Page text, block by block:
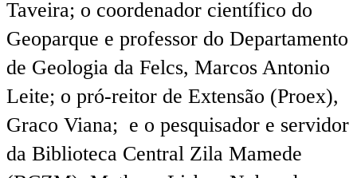
Taveira; o coordenador científico do
Geoparque e professor do Departamento
de Geologia da Felcs, Marcos Antonio
Leite; o pró-reitor de Extensão (Proex),
Graco Viana; e o pesquisador e servidor
da Biblioteca Central Zila Mamede